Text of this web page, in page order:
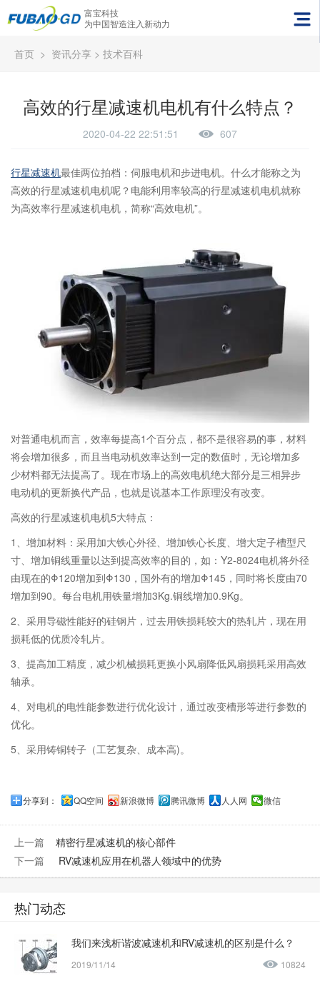
富宝科技
为中国智造注入新动力
首页 > 资讯分享 > 技术百科
高效的行星减速机电机有什么特点？
2020-04-22 22:51:51 607
行星减速机最佳两位拍档：伺服电机和步进电机。什么才能称之为
高效的行星减速机电机呢？电能利用率较高的行星减速机电机就称
为高效率行星减速机电机，简称“高效电机”。
对普通电机而言，效率每提高1个百分点，都不是很容易的事，材料
将会增加很多，而且当电动机效率达到一定的数值时，无论增加多
少材料都无法提高了。现在市场上的高效电机绝大部分是三相异步
电动机的更新换代产品，也就是说基本工作原理没有改变。
高效的行星减速机电机5大特点：
1、增加材料：采用加大铁心外径、增加铁心长度、增大定子槽型尺
寸、增加铜线重量以达到提高效率的目的，如：Y2-8024电机将外径
由现在的Φ120增加到Φ130，国外有的增加Φ145，同时将长度由70
增加到90。每台电机用铁量增加3Kg.铜线增加0.9Kg。
2、采用导磁性能好的硅钢片，过去用铁损耗较大的热轧片，现在用
损耗低的优质冷轧片。
3、提高加工精度，减少机械损耗更换小风扇降低风扇损耗采用高效
轴承。
4、对电机的电性能参数进行优化设计，通过改变槽形等进行参数的
优化。
5、采用铸铜转子（工艺复杂、成本高)。
分享到： QQ空间 新浪微博 腾讯微博 人人网 微信
上一篇 精密行星减速机的核心部件
下一篇
RV减速机应用在机器人领域中的优势
热门动态
我们来浅析谐波减速机和RV减速机的区别是什么？
2019/11/14 10824